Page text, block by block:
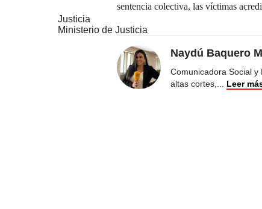
sentencia colectiva, las víctimas
Justicia
Ministerio de Justicia
Naydú Baquero
Comunicadora Social
altas cortes,... Leer